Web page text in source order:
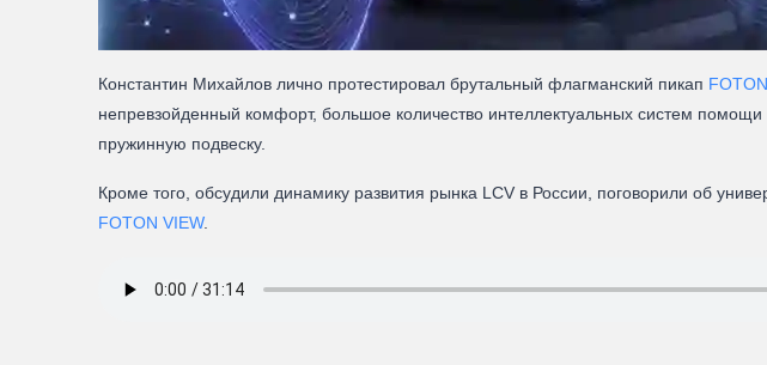
Константин Михайлов лично протестировал брутальный флагманский пикап
непревзойденный комфорт, большое количество интеллектуальных систем
пружинную подвеску.
Кроме того, обсудили динамику развития рынка LCV в России, поговорили об
FOTON VIEW.